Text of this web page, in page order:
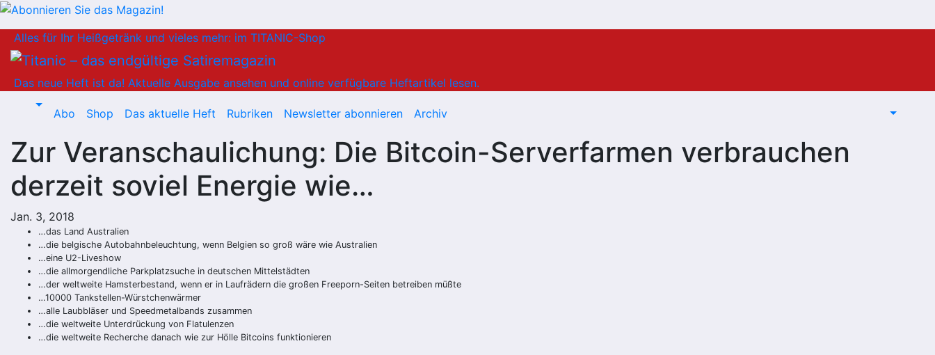
Inhalt
springen
Alles für Ihr Heißgetränk und vieles mehr: im TITANIC-Shop
Das neue Heft ist da! Aktuelle Ausgabe ansehen und online verfügbare Heftartikel lesen.
Abo Shop Das aktuelle Heft Rubriken Newsletter abonnieren Archiv
Zur Veranschaulichung: Die Bitcoin-Serverfarmen verbrauchen
derzeit soviel Energie wie…
Jan. 3, 2018
…das Land Australien
…die belgische Autobahnbeleuchtung, wenn Belgien so groß wäre wie Australien
…eine U2-Liveshow
…die allmorgendliche Parkplatzsuche in deutschen Mittelstädten
…der weltweite Hamsterbestand, wenn er in Laufrädern die großen Freeporn-Seiten betreiben müßte
…10000 Tankstellen-Würstchenwärmer
…alle Laubbläser und Speedmetalbands zusammen
…die weltweite Unterdrückung von Flatulenzen
…die weltweite Recherche danach wie zur Hölle Bitcoins funktionieren